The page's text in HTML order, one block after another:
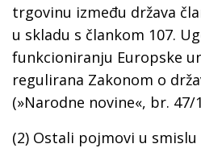
trgovinu između država
u skladu s člankom 107.
funkcioniranju Europske
regulirana Zakonom o
(»Narodne novine«, br. 47/
(2) Ostali pojmovi u